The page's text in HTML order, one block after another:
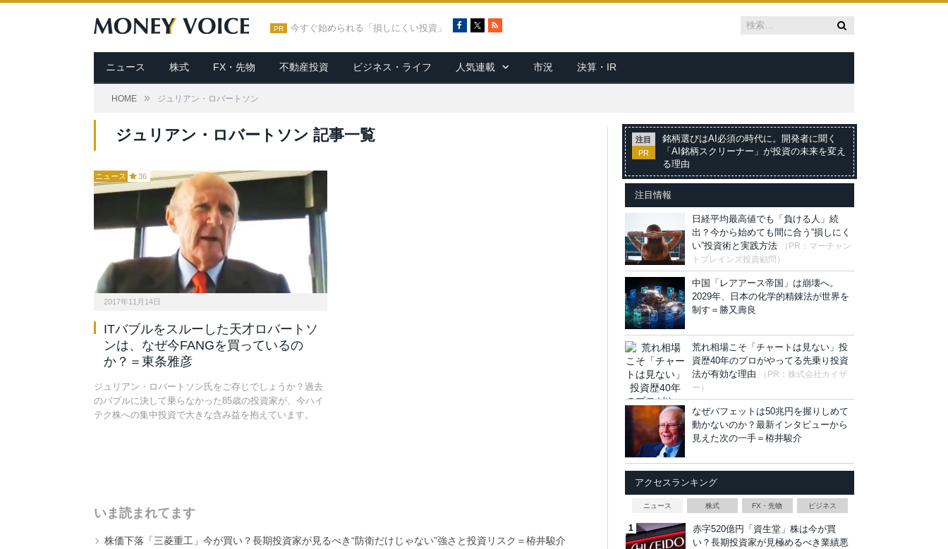
PR 今すぐ始められる「損しにくい投資」
c
e
b
R
S
ニュース 株式 FX・先物 不動産投資 ビジネス・ライフ 人気連載 市況 決算・IR
HOME » ジュリアン・ロバートソン
ジュリアン・ロバートソン 記事一覧
ニュース 36
2017年11月14日
ITバブルをスルーした天才ロバートソ
ンは、なぜ今FANGを買っているの
か？＝東条雅彦
ジュリアン・ロバートソン氏をご存じでしょうか？過去
のバブルに決して乗らなかった85歳の投資家が、今ハイ
テク株への集中投資で大きな含み益を抱えています。
いま読まれてます
株価下落「三菱重工」今が買い？長期投資家が見るべき“防衛だけじゃない”強さと投資リスク＝栫井駿介
注目
PR
銘柄選びはAI必須の時代に。開発者に聞く
「AI銘柄スクリーナー」が投資の未来を変え
る理由
注目情報
日経平均最高値でも「負ける人」続
出？今から始めても間に合う“損しにく
い”投資術と実践方法
（PR：マーチャン
トブレインズ投資顧問）
中国「レアアース帝国」は崩壊へ。
2029年、日本の化学的精錬法が世界を
制す＝勝又壽良
荒れ相場こそ「チャートは見ない」投
資歴40年のプロがやってる先乗り投資
法が有効な理由
（PR：株式会社カイザ
ー）
なぜバフェットは50兆円を握りしめて
動かないのか？最新インタビューから
見えた次の一手＝栫井駿介
アクセスランキング
ニュース 株式 FX・先物 ビジネス
赤字520億円「資生堂」株は今が買
い？長期投資家が見極めるべき業績悪